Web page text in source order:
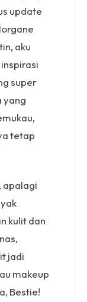
update
aku
super
yang
tetap
apalagi
kulit dan
jadi
makeup
Bestie!